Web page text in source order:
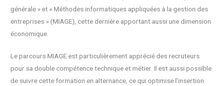
générale » et « Méthodes informatiques appliquées à la gestion des
entreprises » (MIAGE), cette dernière apportant aussi une dimension
économique.
Le parcours MIAGE est particulièrement apprécié des recruteurs
pour sa double compétence technique et métier. Il est aussi possible
de suivre cette formation en alternance, ce qui optimise l’insertion